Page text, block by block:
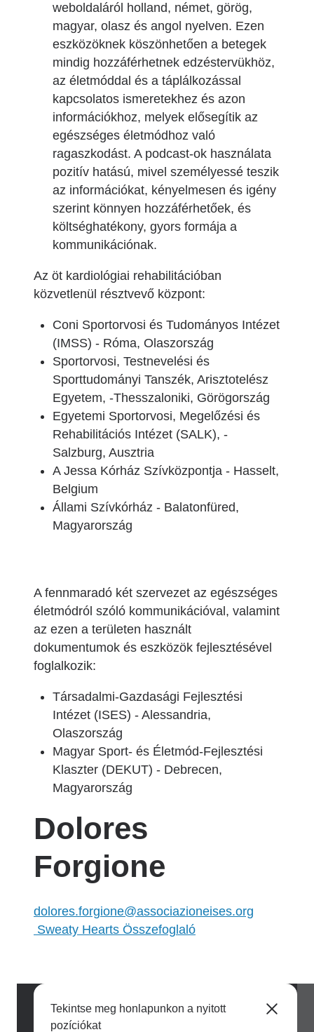
weboldaláról holland, német, görög,
magyar, olasz és angol nyelven. Ezen
eszközöknek köszönhetően a betegek
mindig hozzáférhetnek edzéstervükhöz,
az életmóddal és a táplálkozással
kapcsolatos ismeretekhez és azon
információkhoz, melyek elősegítik az
egészséges életmódhoz való
ragaszkodást. A podcast-ok használata
pozitív hatású, mivel személyessé teszik
az információkat, kényelmesen és igény
szerint könnyen hozzáférhetőek, és
költséghatékony, gyors formája a
kommunikációnak.
Az öt kardiológiai rehabilitációban
közvetlenül résztvevő központ:
Coni Sportorvosi és Tudományos Intézet
(IMSS) - Róma, Olaszország
Sportorvosi, Testnevelési és
Sporttudományi Tanszék, Arisztotelész
Egyetem, -Thesszaloniki, Görögország
Egyetemi Sportorvosi, Megelőzési és
Rehabilitációs Intézet (SALK), -
Salzburg, Ausztria
A Jessa Kórház Szívközpontja - Hasselt,
Belgium
Állami Szívkórház - Balatonfüred,
Magyarország
A fennmaradó két szervezet az egészséges
életmódról szóló kommunikációval, valamint
az ezen a területen használt
dokumentumok és eszközök fejlesztésével
foglalkozik:
Társadalmi-Gazdasági Fejlesztési
Intézet (ISES) - Alessandria,
Olaszország
Magyar Sport- és Életmód-Fejlesztési
Klaszter (DEKUT) - Debrecen,
Magyarország
Dolores
Forgione
dolores.forgione@associazioneises.org
Sweaty Hearts Összefoglaló
Tekintse meg honlapunkon a nyitott
pozíciókat